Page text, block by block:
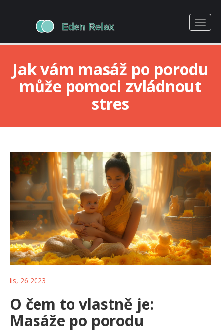
Jak vám masáž po porodu
může pomoci zvládnout
stres
lis, 26 2023
O čem to vlastně je:
Masáže po porodu